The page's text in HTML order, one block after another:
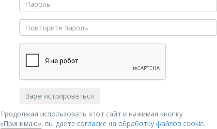
Продолжая использовать этот сайт и нажимая кнопку
«Принимаю», вы даете согласие на обработку файлов cookie.